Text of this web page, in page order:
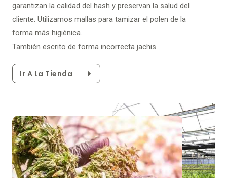
garantizan la calidad del hash y preservan la salud del
cliente. Utilizamos mallas para tamizar el polen de la
forma más higiénica.
También escrito de forma incorrecta jachis.
Ir A La Tienda